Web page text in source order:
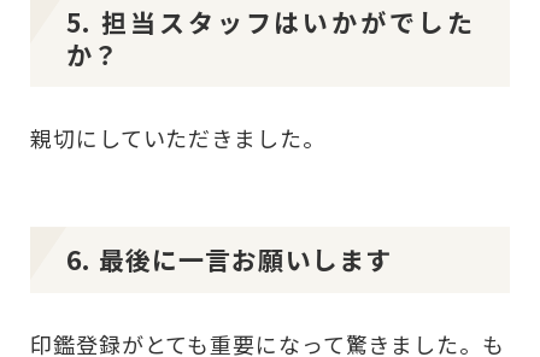
5. 担当スタッフはいかがでした
か？
親切にしていただきました。
6. 最後に一言お願いします
印鑑登録がとても重要になって驚きました。も